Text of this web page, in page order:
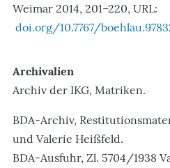
Weimar 2014, 201–220, URL:
doi.org/10.7767/
Archivalien
Archiv der IKG, Matriken.
BDA-Archiv,
und Valerie Heißfeld.
BDA-Ausfuhr, Zl. 5704/1938